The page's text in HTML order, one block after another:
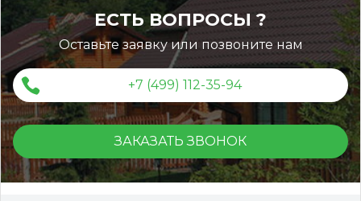
Монтаж вентфасада из
универсальной доски ДПК
ЕСТЬ ВОПРОСЫ ?
Оставьте заявку или позвоните нам
+7 (499) 112-35-94
ЗАКАЗАТЬ ЗВОНОК